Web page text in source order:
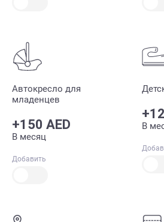
Автокресло для
младенцев
+150 AED
В месяц
Добавить
В